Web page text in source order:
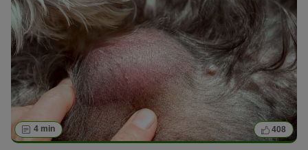
4 min 408